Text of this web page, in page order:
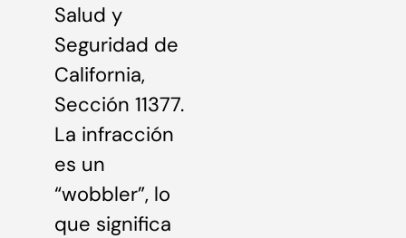
Salud y
Seguridad de
California,
Sección 11377.
La infracción
es un
“wobbler”, lo
que significa